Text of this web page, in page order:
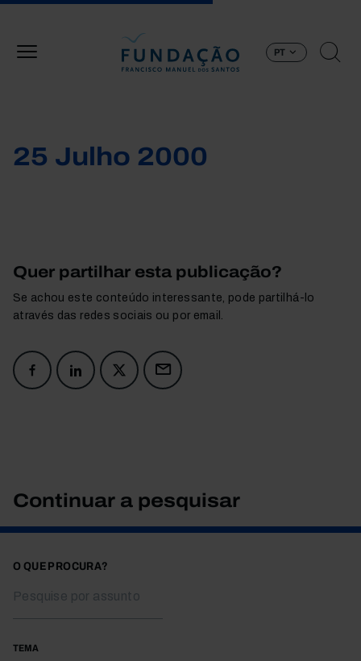
PT
25 Julho 2000
Quer partilhar esta publicação?
Se achou este conteúdo interessante, pode partilhá-lo
através das redes sociais ou por email.
Continuar a pesquisar
O QUE PROCURA?
TEMA